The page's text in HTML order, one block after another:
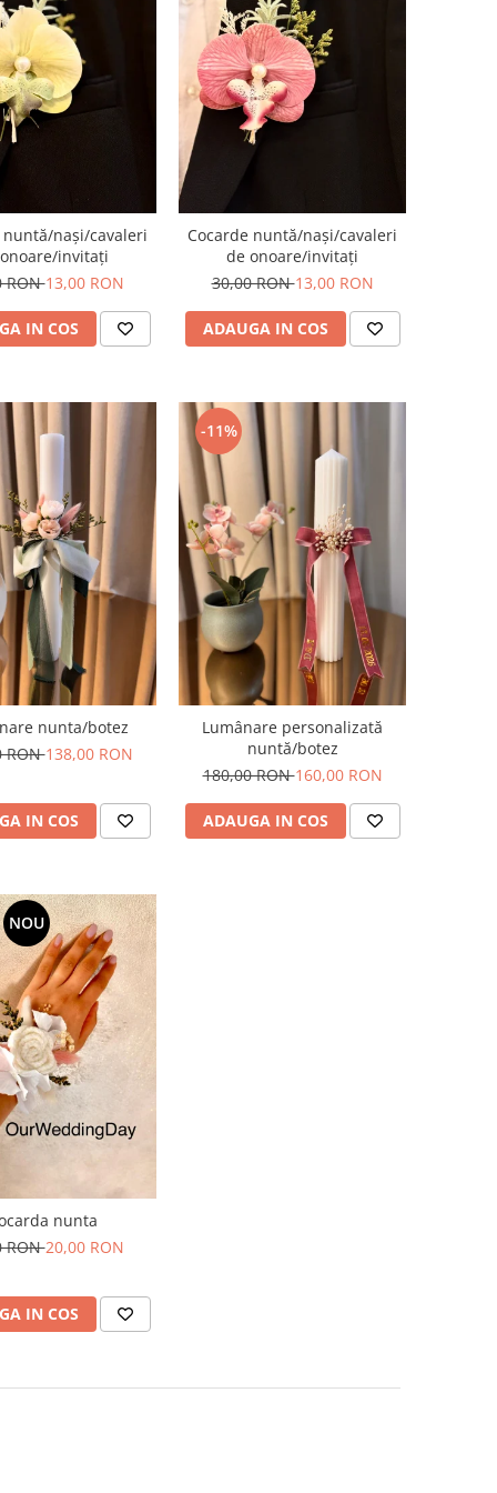
nuntă/nași/cavaleri
invitați
RON13,00 RON
IN COS
Cocarde nuntă/nași/cavaleri
de onoare/invitați
30,00 RON13,00 RON
ADAUGA IN COS
nunta/botez
RON138,00 RON
IN COS
-11%
Lumânare personalizată
nuntă/botez
180,00 RON160,00 RON
ADAUGA IN COS
NOU
nunta
RON20,00 RON
IN COS